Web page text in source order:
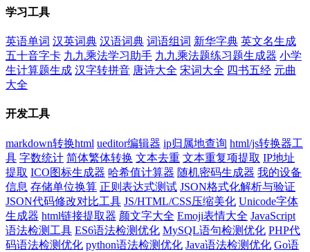
学习工具
英语单词 汉英词典 汉语词典 词语组词 新华字典 英文名生成
五十音字卡 九九乘法学习助手 九九乘法题练习题生成器 小学
生计算题生成 汉字转拼音 唐诗大全 宋词大全 四书五经 元曲
大全
开发工具
markdown转换html ueditor编辑器 ip归属地查询 html/js转换器工
具 字数统计 简体繁体转换 文本去重 文本重复项提取 IP地址
提取 ICO图标生成器 哈希值计算器 随机密码生成器 我的设备
信息 存储单位换算 正则表达式测试 JSON格式化解析与验证
JSON代码修改对比工具 JS/HTML/CSS压缩美化 Unicode字体
生成器 html链接提取器 颜文字大全 Emoji表情大全 JavaScript
语法检测工具 ES6语法检测优化 MySQL语句检测优化 PHP代
码语法检测优化 python语法检测优化 Java语法检测优化 Go语